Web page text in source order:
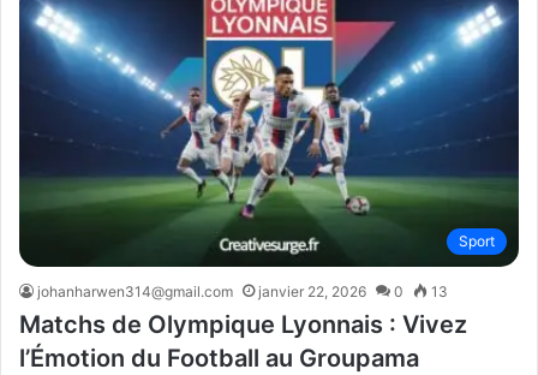
Sport
johanharwen314@gmail.com janvier 22, 2026 0 13
Matchs de Olympique Lyonnais : Vivez
l’Émotion du Football au Groupama